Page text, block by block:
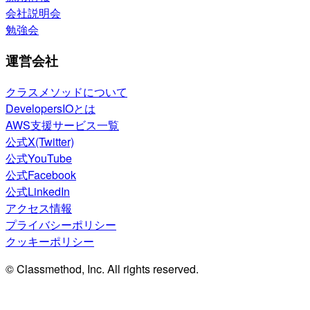
会社説明会
勉強会
運営会社
クラスメソッドについて
DevelopersIOとは
AWS支援サービス一覧
公式X(Twitter)
公式YouTube
公式Facebook
公式LinkedIn
アクセス情報
プライバシーポリシー
クッキーポリシー
© Classmethod, Inc. All rights reserved.